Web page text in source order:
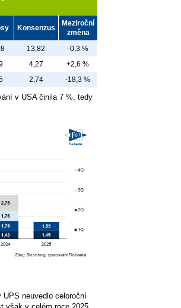
Konsenzus
Meziroční
změna
13,82
-0,3 %
4,27
+2,6 %
2,74 -18,3 %
v USA činila 7 %, tedy
neuvedlo celoroční